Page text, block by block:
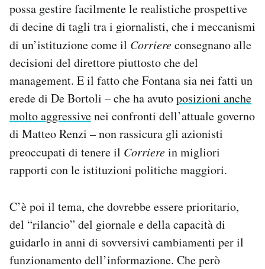
possa gestire facilmente le realistiche prospettive
di decine di tagli tra i giornalisti, che i meccanismi
di un’istituzione come il Corriereconsegnano alle
decisioni del direttore piuttosto che del
management. E il fatto che Fontana sia nei fatti un
erede di De Bortoli – che ha avutoposizioni anche
molto aggressivenei confronti dell’attuale governo
di Matteo Renzi – non rassicura gli azionisti
preoccupati di tenere il Corrierein migliori
rapporti con le istituzioni politiche maggiori.
C’è poi il tema, che dovrebbe essere prioritario,
del “rilancio” del giornale e della capacità di
guidarlo in anni di sovversivi cambiamenti per il
funzionamento dell’informazione. Che però